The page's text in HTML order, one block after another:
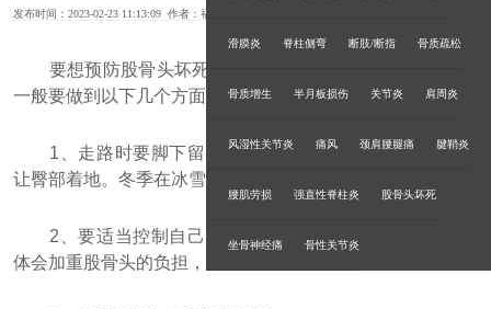
滑膜炎 脊柱侧弯 断肢/断指 骨质疏松
骨质增生 半月板损伤 关节炎 肩周炎
风湿性关节炎 痛风 颈肩腰腿痛 腱鞘炎
腰肌劳损 强直性脊柱炎 股骨头坏死
坐骨神经痛 骨性关节炎
发布时间：2023-02-23 11:13:09 作者：福州中德骨科医院
要想预防股骨头坏死，就要体现在日常工作、生活中，
一般要做到以下几个方面：
1、走路时要脚下留神、避免摔跤，若滑倒时尽量不要
让臀部着地。冬季在冰雪地行走时，要注意鞋底防滑。
2、要适当控制自己的体重，以免身体过胖，过胖的身
体会加重股骨头的负担，造成股骨头坏死。